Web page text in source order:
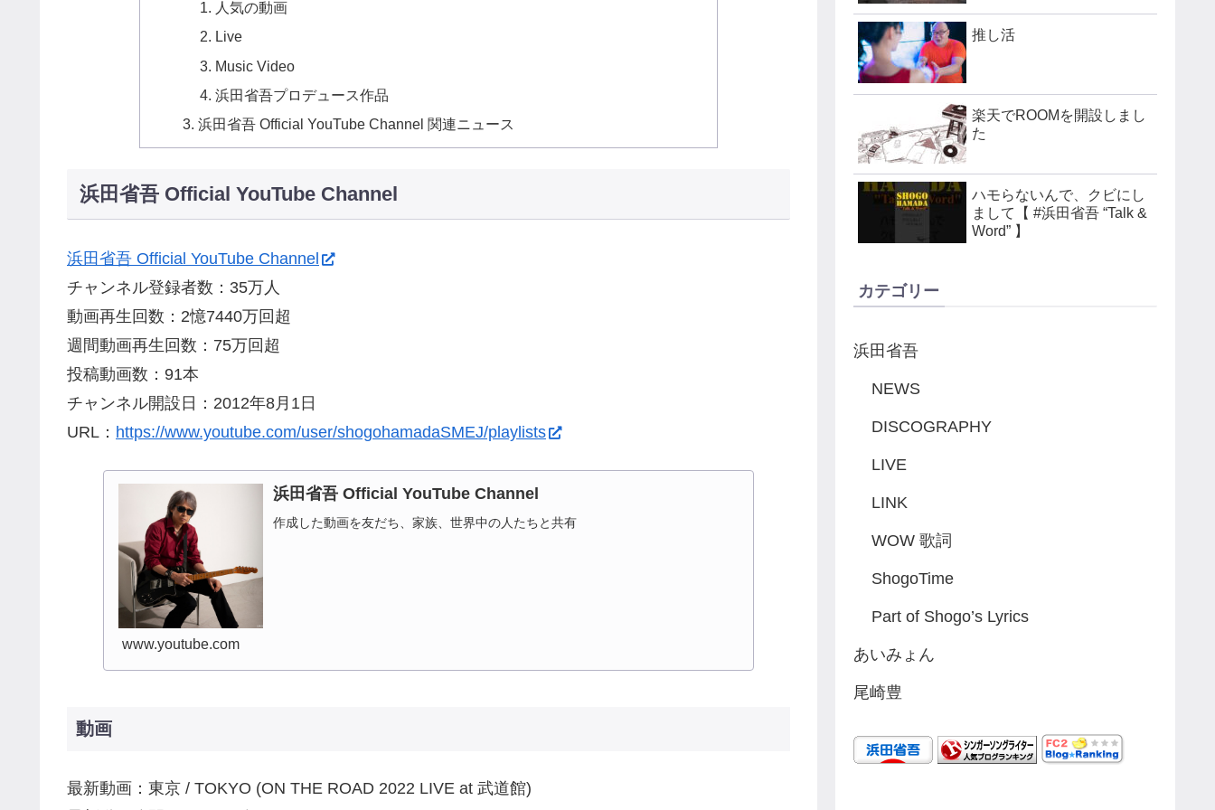
人気の動画
Live
Music Video
浜田省吾プロデュース作品
浜田省吾 Official YouTube Channel 関連ニュース
浜田省吾 Official YouTube Channel
浜田省吾 Official YouTube Channel
チャンネル登録者数：35万人
動画再生回数：2憶7440万回超
週間動画再生回数：75万回超
投稿動画数：91本
チャンネル開設日：2012年8月1日
URL： https://www.youtube.com/user/shogohamadaSMEJ/playlists
浜田省吾 Official YouTube Channel
作成した動画を友だち、家族、世界中の人たちと共有
www.youtube.com
動画
最新動画：東京 / TOKYO (ON THE ROAD 2022 LIVE at 武道館)
推し活
楽天でROOMを開設しまし
た
ハモらないんで、クビにし
まして【 #浜田省吾 “Talk &
Word” 】
カテゴリー
浜田省吾
NEWS
DISCOGRAPHY
LIVE
LINK
WOW 歌詞
ShogoTime
Part of Shogo’s Lyrics
あいみょん
尾崎豊